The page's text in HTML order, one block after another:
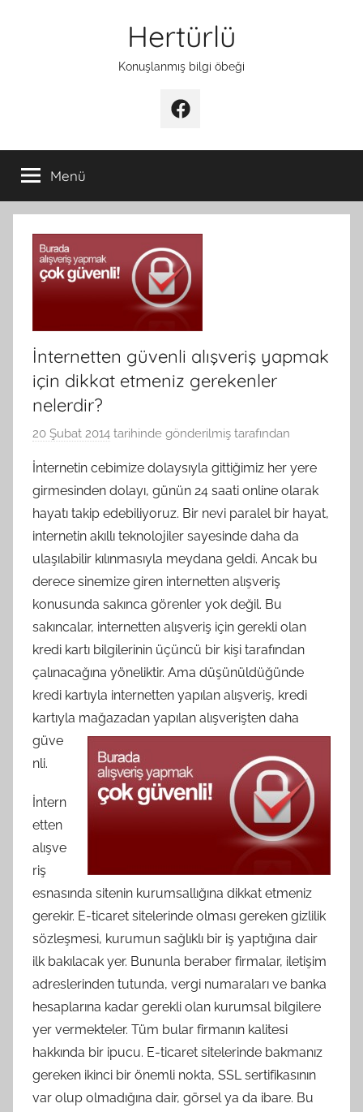
Hertürlü
Konuşlanmış bilgi öbeği
Facebook
Menü
İnternetten güvenli alışveriş yapmak
için dikkat etmeniz gerekenler
nelerdir?
20 Şubat 2014 tarihinde gönderilmiş tarafından
İnternetin cebimize dolaysıyla gittiğimiz her yere
girmesinden dolayı, günün 24 saati online olarak
hayatı takip edebiliyoruz. Bir nevi paralel bir hayat,
internetin akıllı teknolojiler sayesinde daha da
ulaşılabilir kılınmasıyla meydana geldi. Ancak bu
derece sinemize giren internetten alışveriş
konusunda sakınca görenler yok değil. Bu
sakıncalar, internetten alışveriş için gerekli olan
kredi kartı bilgilerinin üçüncü bir kişi tarafından
çalınacağına yöneliktir. Ama düşünüldüğünde
kredi kartıyla internetten yapılan alışveriş, kredi
kartıyla mağazadan yapılan alışverişten daha
güve
nli.
İntern
etten
alışve
riş
esnasında sitenin kurumsallığına dikkat etmeniz
gerekir. E-ticaret sitelerinde olması gereken gizlilik
sözleşmesi, kurumun sağlıklı bir iş yaptığına dair
ilk bakılacak yer. Bununla beraber firmalar, iletişim
adreslerinden tutunda, vergi numaraları ve banka
hesaplarına kadar gerekli olan kurumsal bilgilere
yer vermekteler. Tüm bular firmanın kalitesi
hakkında bir ipucu. E-ticaret sitelerinde bakmanız
gereken ikinci bir önemli nokta, SSL sertifikasının
var olup olmadığına dair, görsel ya da ibare. Bu